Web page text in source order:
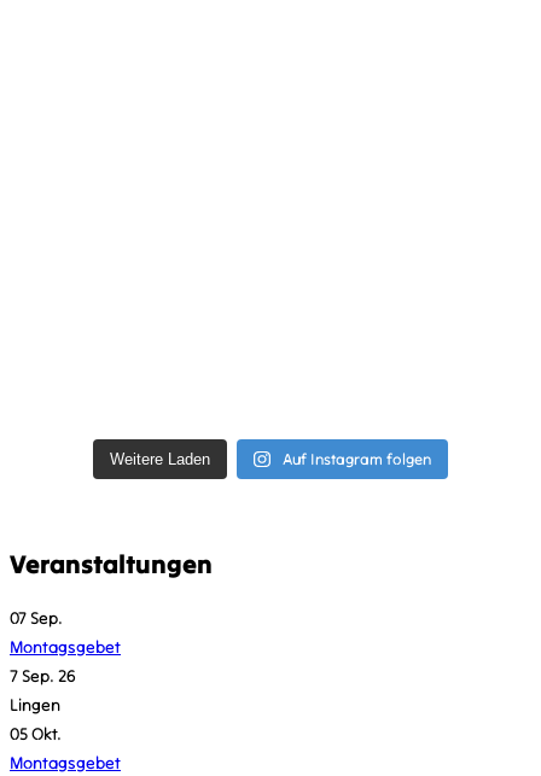
Weitere Laden Auf Instagram folgen
Veranstaltungen
07Sep.
Montagsgebet
7 Sep. 26
Lingen
05Okt.
Montagsgebet